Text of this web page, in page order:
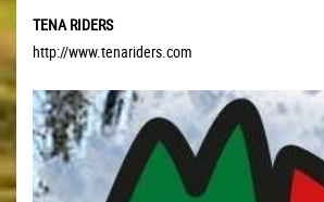
TENA RIDERS
http://www.tenariders.com